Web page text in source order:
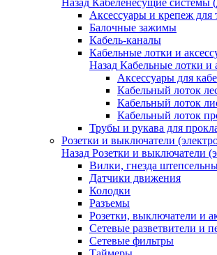
Назад Кабеленесущие системы
Аксессуары и крепеж для
Балочные зажимы
Кабель-каналы
Кабельные лотки и
Назад Кабельные лотки и
Аксессуары для
Кабельный лоток
Кабельный лоток
Кабельный лоток
Трубы и рукава для
Розетки и выключатели
Назад Розетки и выключатели
Вилки, гнезда
Датчики движения
Колодки
Разъемы
Розетки, выключатели и
Сетевые разветвители и
Сетевые фильтры